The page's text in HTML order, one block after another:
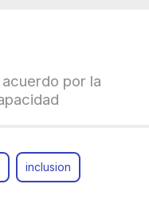
por la
inclusion